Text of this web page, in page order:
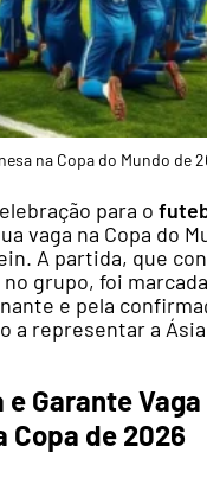
na Copa do Mundo de
para o
vaga na Copa do
A partida, que
grupo, foi
e pela
a representar a
Garante Vaga
Copa de 2026